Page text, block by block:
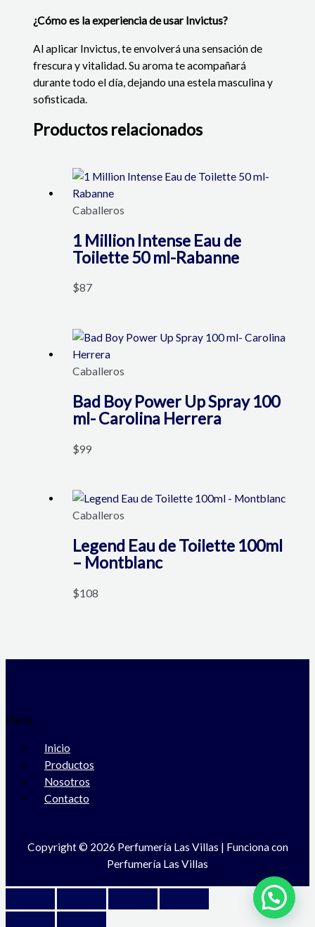
¿Cómo es la experiencia de usar Invictus?
Al aplicar Invictus, te envolverá una sensación de
frescura y vitalidad. Su aroma te acompañará
durante todo el día, dejando una estela masculina y
sofisticada.
Productos relacionados
Caballeros
1 Million Intense Eau de
Toilette 50 ml-Rabanne
$87
Caballeros
Bad Boy Power Up Spray 100
ml- Carolina Herrera
$99
Caballeros
Legend Eau de Toilette 100ml
– Montblanc
$108
Menú
Inicio
Productos
Nosotros
Contacto
Copyright © 2026 Perfumería Las Villas | Funciona con
Perfumería Las Villas